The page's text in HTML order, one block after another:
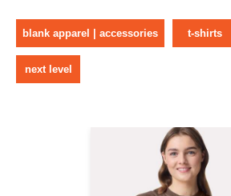
blank apparel | accessories t-shirts
next level